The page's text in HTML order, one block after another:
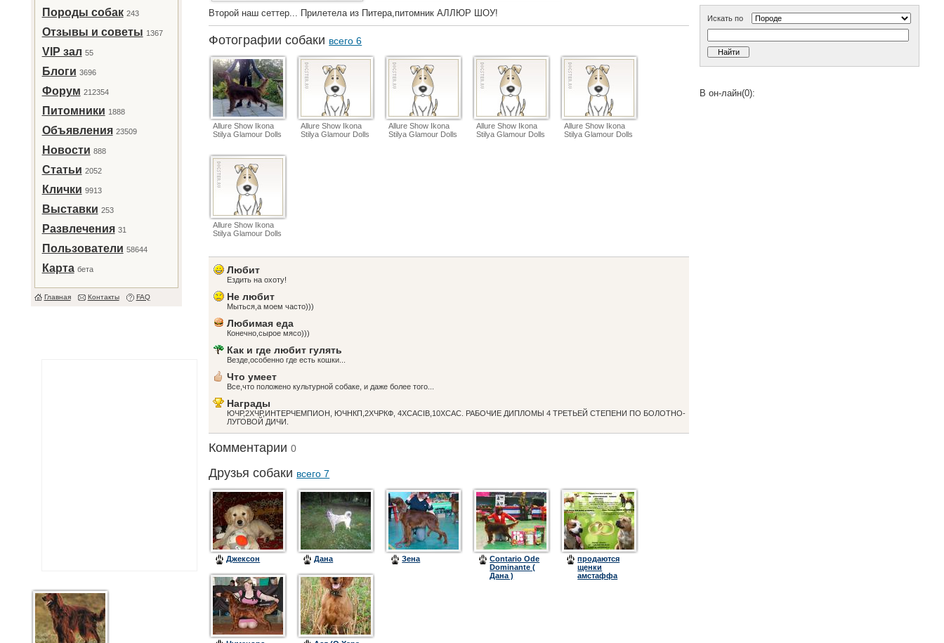
Породы собак 243
Отзывы и советы 1367
VIP зал 55
Блоги 3696
Форум 212354
Питомники 1888
Объявления 23509
Новости 888
Статьи 2052
Клички 9913
Выставки 253
Развлечения 31
Пользователи 58644
Карта бета
Главная Контакты FAQ
Второй наш сеттер... Прилетела из Питера,питомник АЛЛЮР ШОУ!
Фотографии собаки всего 6
Allure Show Ikona
Stilya Glamour Dolls
Allure Show Ikona
Stilya Glamour Dolls
Allure Show Ikona
Stilya Glamour Dolls
Allure Show Ikona
Stilya Glamour Dolls
Allure Show Ikona
Stilya Glamour Dolls
Allure Show Ikona
Stilya Glamour Dolls
Любит
Ездить на охоту!
Не любит
Мыться,а моем часто)))
Любимая еда
Конечно,сырое мясо)))
Как и где любит гулять
Везде,особенно где есть кошки...
Что умеет
Все,что положено культурной собаке, и даже более того...
Награды
ЮЧР,2ХЧР,ИНТЕРЧЕМПИОН, ЮЧНКП,2ХЧРКФ, 4ХCACIB,10XCAC. РАБОЧИЕ ДИПЛОМЫ 4 ТРЕТЬЕЙ СТЕПЕНИ ПО БОЛОТНО-
ЛУГОВОЙ ДИЧИ.
Комментарии0
Друзья собаки всего 7
Джексон Дана Зена
Сontario Ode
Dominante (
Дана )
продаются
щенки
амстаффа
Искать по
В он-лайн(0):